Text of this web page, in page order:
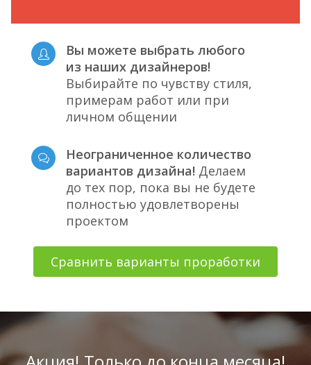
Вы можете выбрать любого
из наших дизайнеров!
Выбирайте по чувству стиля,
примерам работ или при
личном общении
Неограниченное количество
вариантов дизайна! Делаем
до тех пор, пока вы не будете
полностью удовлетворены
проектом
Сравнить варианты проработки